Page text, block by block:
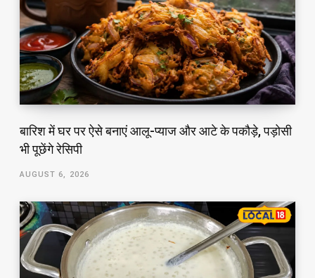
बारिश में घर पर ऐसे बनाएं आलू-प्याज और आटे के पकौड़े, पड़ोसी
भी पूछेंगे रेसिपी
AUGUST 6, 2026